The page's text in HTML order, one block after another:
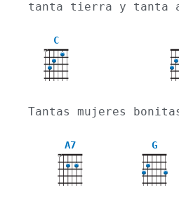
tanta tierra y tanta
C
X
Tantas mujeres
A7
X
G